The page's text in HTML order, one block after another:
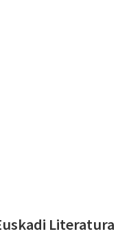
Literatura